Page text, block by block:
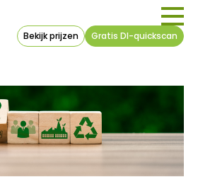
Bekijk prijzen Gratis DI-quickscan